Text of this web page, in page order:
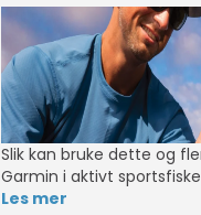
Slik kan bruke dette og
Garmin i aktivt
Les mer